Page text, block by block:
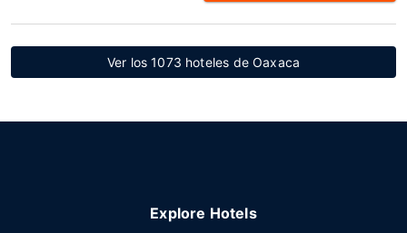
Ver los 1073 hoteles de Oaxaca
Explore Hotels